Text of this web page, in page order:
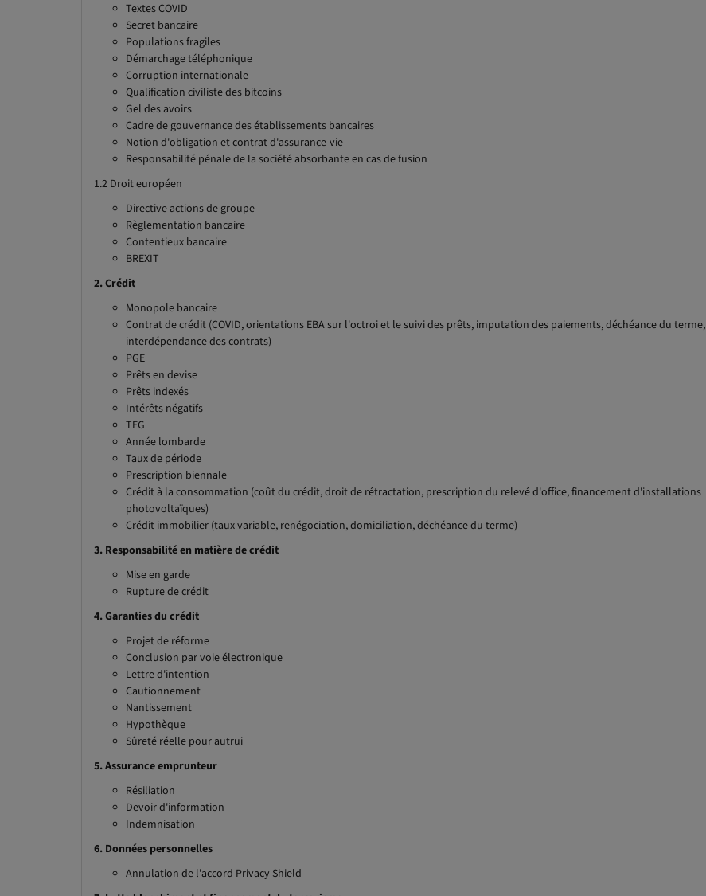
Textes COVID
Secret bancaire
Populations fragiles
Démarchage téléphonique
Corruption internationale
Qualification civiliste des bitcoins
Gel des avoirs
Cadre de gouvernance des établissements bancaires
Notion d'obligation et contrat d'assurance-vie
Responsabilité pénale de la société absorbante en cas de fusion
1.2 Droit européen
Directive actions de groupe
Règlementation bancaire
Contentieux bancaire
BREXIT
2. Crédit
Monopole bancaire
Contrat de crédit (COVID, orientations EBA sur l'octroi et le suivi des prêts, imputation des paiements, déchéance du terme,
interdépendance des contrats)
PGE
Prêts en devise
Prêts indexés
Intérêts négatifs
TEG
Année lombarde
Taux de période
Prescription biennale
Crédit à la consommation (coût du crédit, droit de rétractation, prescription du relevé d'office, financement d'installations
photovoltaïques)
Crédit immobilier (taux variable, renégociation, domiciliation, déchéance du terme)
3. Responsabilité en matière de crédit
Mise en garde
Rupture de crédit
4. Garanties du crédit
Projet de réforme
Conclusion par voie électronique
Lettre d'intention
Cautionnement
Nantissement
Hypothèque
Sûreté réelle pour autrui
5. Assurance emprunteur
Résiliation
Devoir d'information
Indemnisation
6. Données personnelles
Annulation de l'accord Privacy Shield